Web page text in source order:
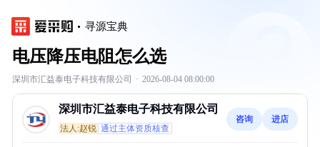
寻源宝典
电压降压电阻怎么选
深圳市汇益泰电子科技有限公司 · 2026-08-04 08:00:00
深圳市汇益泰电子科技有限公司
法人:赵锐 通过主体资质核查
咨询 进店